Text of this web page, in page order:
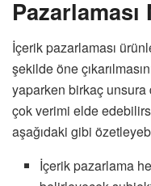
Pazarlaması
İçerik pazarlaması
şekilde öne
yaparken birkaç
çok verimi elde
aşağıdaki gibi
İçerik pazarlama